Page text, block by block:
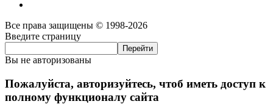
Все права защищены © 1998-2026
Введите страницу
Вы не авторизованы
Пожалуйста, авторизуйтесь, чтоб иметь доступ к
полному функционалу сайта